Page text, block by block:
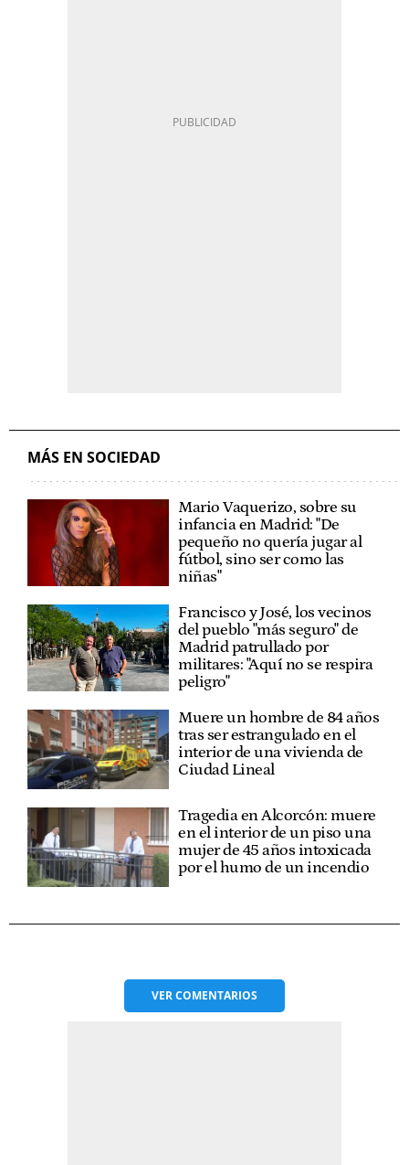
MÁS EN SOCIEDAD
Mario Vaquerizo, sobre su
infancia en Madrid: "De
pequeño no quería jugar al
fútbol, sino ser como las
niñas"
Francisco y José, los vecinos
del pueblo "más seguro" de
Madrid patrullado por
militares: "Aquí no se respira
peligro"
Muere un hombre de 84 años
tras ser estrangulado en el
interior de una vivienda de
Ciudad Lineal
Tragedia en Alcorcón: muere
en el interior de un piso una
mujer de 45 años intoxicada
por el humo de un incendio
VERCOMENTARIOS